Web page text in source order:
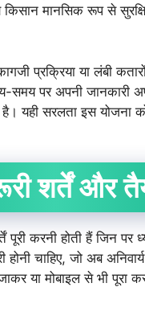
मानसिक रूप से
प्रक्रिया या लंबी
पर अपनी जानकारी
यही सरलता इस योजना
शर्तें और
करनी होती हैं जिन पर
होनी चाहिए, जो अब
या मोबाइल से भी पूरा